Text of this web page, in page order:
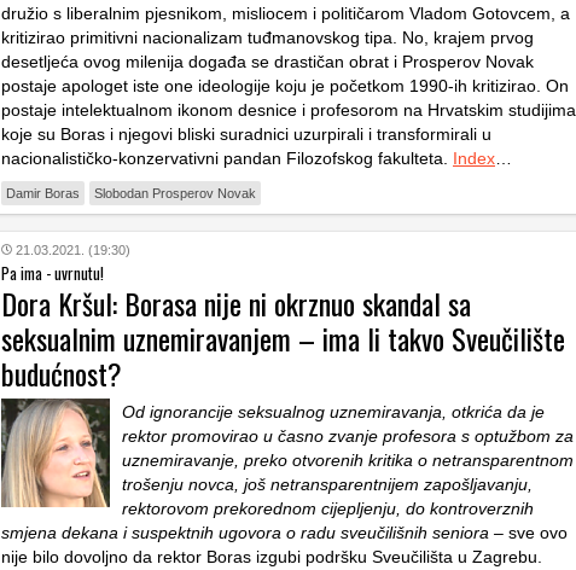
družio s liberalnim pjesnikom, misliocem i političarom Vladom Gotovcem, a
kritizirao primitivni nacionalizam tuđmanovskog tipa. No, krajem prvog
desetljeća ovog milenija događa se drastičan obrat i Prosperov Novak
postaje apologet iste one ideologije koju je početkom 1990-ih kritizirao. On
postaje intelektualnom ikonom desnice i profesorom na Hrvatskim studijima
koje su Boras i njegovi bliski suradnici uzurpirali i transformirali u
nacionalističko-konzervativni pandan Filozofskog fakulteta. Index
Damir Boras Slobodan Prosperov Novak
21.03.2021. (19:30)
Pa ima - uvrnutu!
Dora Kršul: Borasa nije ni okrznuo skandal sa
seksualnim uznemiravanjem – ima li takvo Sveučilište
budućnost?
Od ignorancije seksualnog uznemiravanja, otkrića da je
rektor promovirao u časno zvanje profesora s optužbom za
uznemiravanje, preko otvorenih kritika o netransparentnom
trošenju novca, još netransparentnijem zapošljavanju,
rektorovom prekorednom cijepljenju, do kontroverznih
smjena dekana i suspektnih ugovora o radu sveučilišnih seniora – sve ovo
nije bilo dovoljno da rektor Boras izgubi podršku Sveučilišta u Zagrebu.